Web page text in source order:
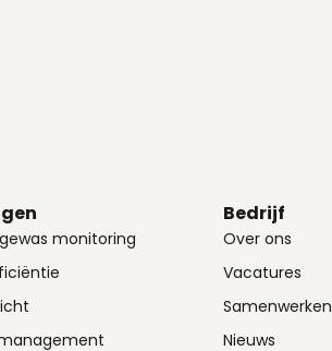
monitoring
Bedrijf
Over ons
Vacatures
Samenwerken
Nieuws